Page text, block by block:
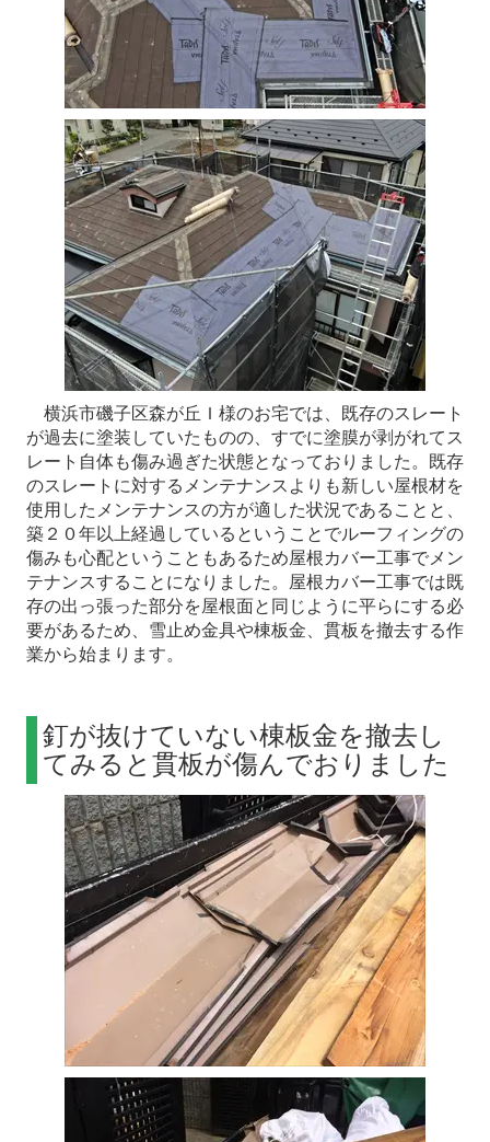
横浜市磯子区森が丘Ｉ様のお宅では、既存のスレート
が過去に塗装していたものの、すでに塗膜が剥がれてス
レート自体も傷み過ぎた状態となっておりました。既存
のスレートに対するメンテナンスよりも新しい屋根材を
使用したメンテナンスの方が適した状況であることと、
築２０年以上経過しているということでルーフィングの
傷みも心配ということもあるため屋根カバー工事でメン
テナンスすることになりました。屋根カバー工事では既
存の出っ張った部分を屋根面と同じように平らにする必
要があるため、雪止め金具や棟板金、貫板を撤去する作
業から始まります。
釘が抜けていない棟板金を撤去し
てみると貫板が傷んでおりました